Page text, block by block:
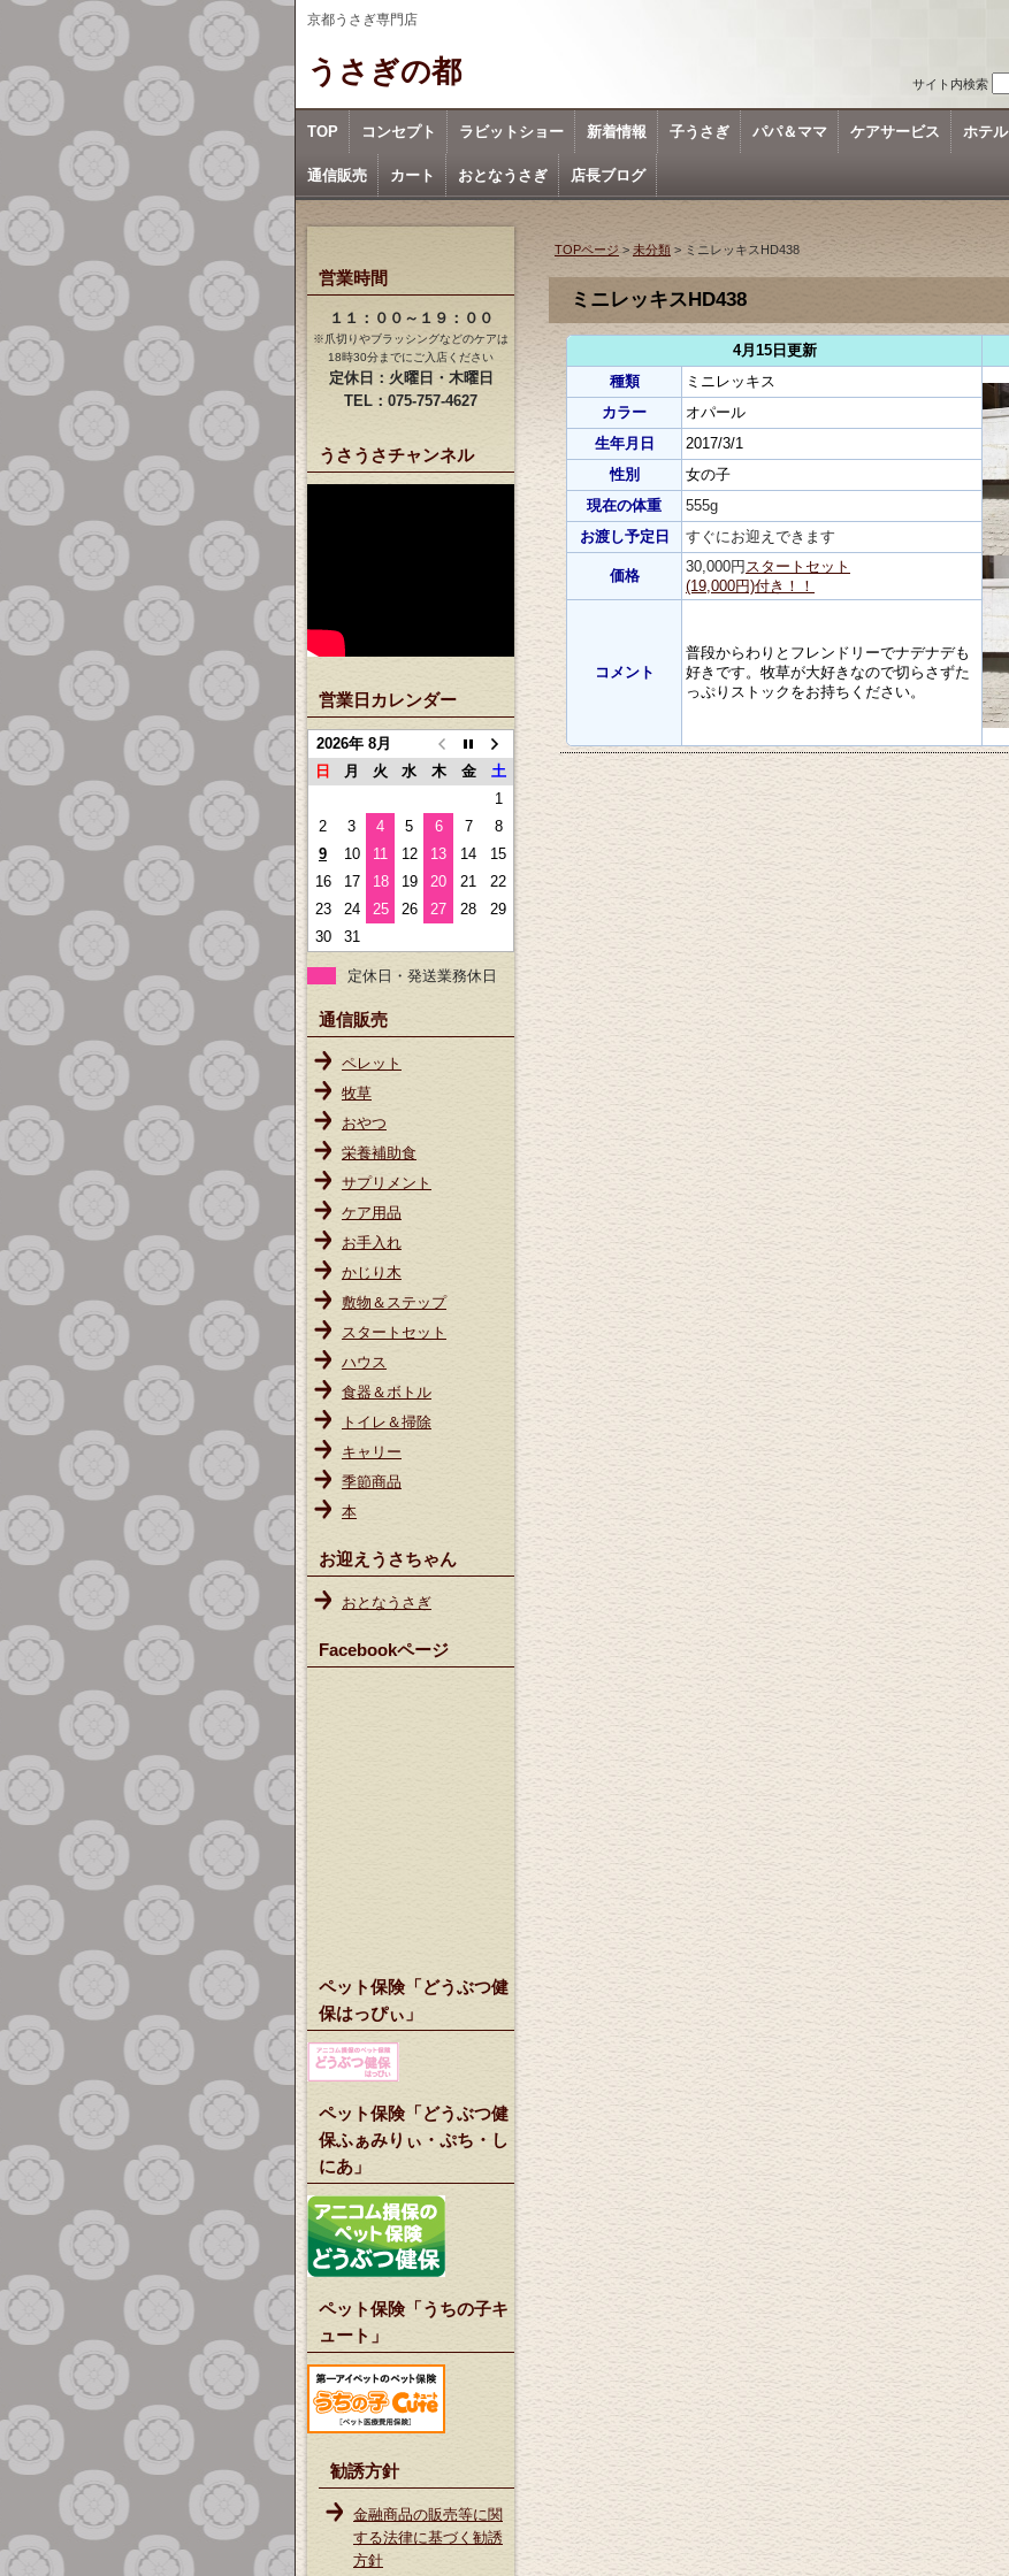
京都うさぎ専門店
うさぎの都
サイト内検索
TOP コンセプト ラビットショー 新着情報 子うさぎ パパ＆ママ ケアサービス ホテル
通信販売 カート おとなうさぎ 店長ブログ
TOPページ> 未分類 > ミニレッキスHD438
ミニレッキスHD438
4月15日更新
種類
ミニレッキス
カラー
オパール
生年月日
2017/3/1
性別
女の子
現在の体重
555g
お渡し予定日
すぐにお迎えできます
価格
30,000円 スタートセット
(19,000円)付き！！
コメント
普段からわりとフレンドリーでナデナデも
好きです。牧草が大好きなので切らさずた
っぷりストックをお持ちください。
営業時間
１１：００～１９：００
※爪切りやブラッシングなどのケアは
18時30分までにご入店ください
定休日：火曜日・木曜日
TEL：075-757-4627
うさうさチャンネル
営業日カレンダー
2026年 8月
日
月 火 水 木 金
土
1
2
3 4 5 6 7
8
9
10 11 12 13 14
15
16
17 18 19 20 21
22
23
24 25 26 27 28
29
30
31
定休日・発送業務休日
通信販売
ペレット
牧草
おやつ
栄養補助食
サプリメント
ケア用品
お手入れ
かじり木
敷物＆ステップ
スタートセット
ハウス
食器＆ボトル
トイレ＆掃除
キャリー
季節商品
本
お迎えうさちゃん
おとなうさぎ
Facebookページ
ペット保険「どうぶつ健
保はっぴぃ」
ペット保険「どうぶつ健
保ふぁみりぃ・ぷち・し
にあ」
ペット保険「うちの子キ
ュート」
勧誘方針
金融商品の販売等に関
する法律に基づく勧誘
方針